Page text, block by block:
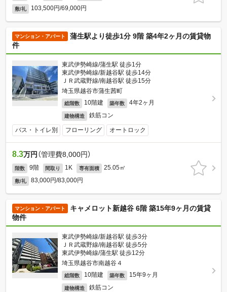
敷/礼 103,500円/69,000円
マンション・アパート
蒲生駅より徒歩1分 9階 築4年2ヶ月の賃貸物
件
東武伊勢崎線/蒲生駅 徒歩1分
東武伊勢崎線/新越谷駅 徒歩14分
ＪＲ武蔵野線/南越谷駅 徒歩15分
埼玉県越谷市蒲生茜町
総階数 10階建 築年数 4年2ヶ月
建物構造 鉄筋コン
バス・トイレ別 フローリング オートロック
8.3万円 （管理費8,000円）
階数 9階 間取り 1K 専有面積 25.05㎡
敷/礼 83,000円/83,000円
マンション・アパート
キャメロット新越谷 6階 築15年9ヶ月の賃貸
物件
東武伊勢崎線/新越谷駅 徒歩3分
ＪＲ武蔵野線/南越谷駅 徒歩5分
東武伊勢崎線/蒲生駅 徒歩12分
埼玉県越谷市南越谷４
総階数 10階建 築年数 15年9ヶ月
建物構造 鉄筋コン